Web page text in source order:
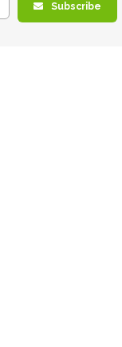
Subscribe